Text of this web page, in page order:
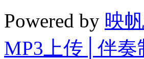
Powered by 映
MP3上传│伴